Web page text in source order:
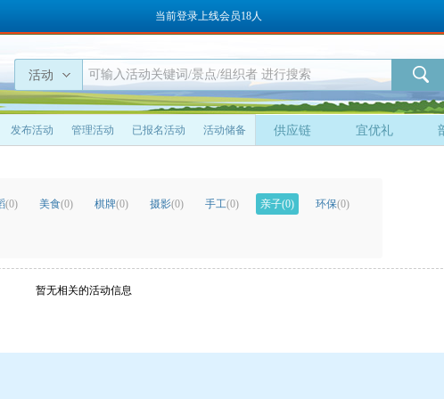
当前登录上线会员18人
活动
发布活动 管理活动 已报名活动 活动储备 供应链 宜优礼
(0) 美食(0) 棋牌(0) 摄影(0) 手工(0) 亲子(0) 环保(0)
暂无相关的活动信息